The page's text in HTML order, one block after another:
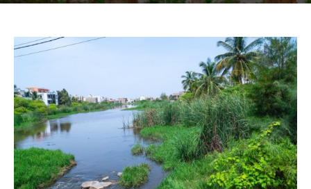
Usagers
Actualité
Documentation
AMCOW